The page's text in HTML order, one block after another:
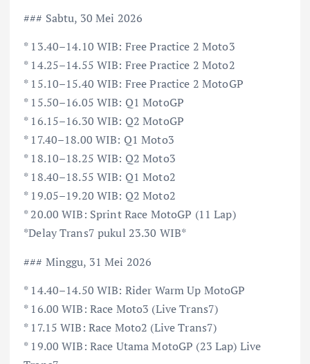
### Sabtu, 30 Mei 2026
* 13.40–14.10 WIB: Free Practice 2 Moto3
* 14.25–14.55 WIB: Free Practice 2 Moto2
* 15.10–15.40 WIB: Free Practice 2 MotoGP
* 15.50–16.05 WIB: Q1 MotoGP
* 16.15–16.30 WIB: Q2 MotoGP
* 17.40–18.00 WIB: Q1 Moto3
* 18.10–18.25 WIB: Q2 Moto3
* 18.40–18.55 WIB: Q1 Moto2
* 19.05–19.20 WIB: Q2 Moto2
* 20.00 WIB: Sprint Race MotoGP (11 Lap)
*Delay Trans7 pukul 23.30 WIB*
### Minggu, 31 Mei 2026
* 14.40–14.50 WIB: Rider Warm Up MotoGP
* 16.00 WIB: Race Moto3 (Live Trans7)
* 17.15 WIB: Race Moto2 (Live Trans7)
* 19.00 WIB: Race Utama MotoGP (23 Lap) Live